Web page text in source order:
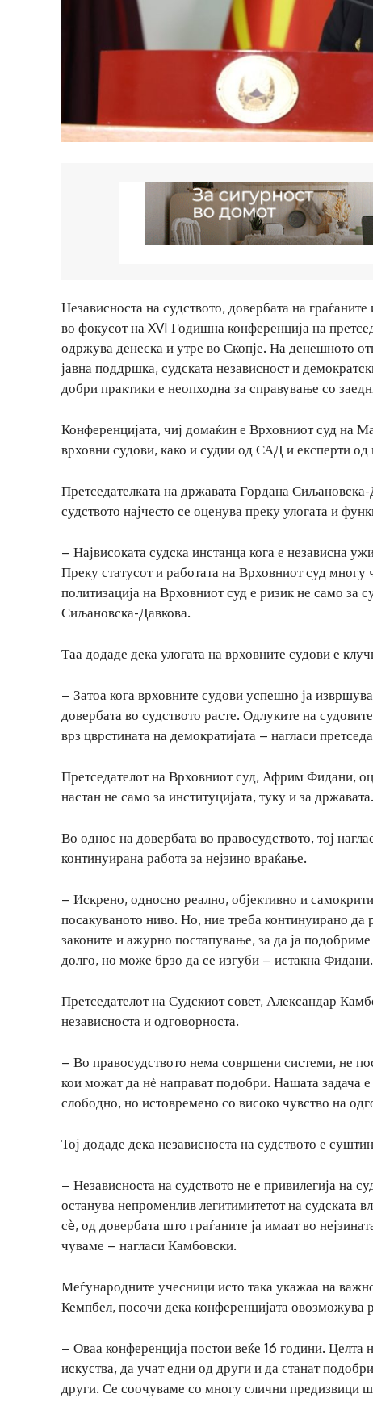
Независноста на судството, довербата на
во фокусот на XVI Годишна конференција на
одржува денеска и утре во Скопје. На денешното
јавна поддршка, судската независност и
добри практики е неопходна за справување со
Конференцијата, чиј домаќин е Врховниот суд на
врховни судови, како и судии од САД и експерти
Претседателката на државата Гордана
судството најчесто се оценува преку улогата и
– Највисоката судска инстанца кога е независна
Преку статусот и работата на Врховниот суд многу
политизација на Врховниот суд е ризик не само за
Сиљановска-Давкова.
Таа додаде дека улогата на врховните судови е
– Затоа кога врховните судови успешно ја
довербата во судството расте. Одлуките на
врз цврстината на демократијата – нагласи
Претседателот на Врховниот суд, Африм Фидани,
настан не само за институцијата, туку и за државата.
Во однос на довербата во правосудството, тој
континуирана работа за нејзино враќање.
– Искрено, односно реално, објективно и
посакуваното ниво. Но, ние треба континуирано
законите и ажурно постапување, за да ја
долго, но може брзо да се изгуби – истакна Фидани.
Претседателот на Судскиот совет, Александар
независноста и одговорноста.
– Во правосудството нема совршени системи, не
кои можат да нѐ направат подобри. Нашата задача
слободно, но истовремено со високо чувство на
Тој додаде дека независноста на судството е
– Независноста на судството не е привилегија на
останува непроменлив легитимитетот на судската
сè, од довербата што граѓаните ја имаат во
чуваме – нагласи Камбовски.
Меѓународните учесници исто така укажаа на
Кемпбел, посочи дека конференцијата овозможува
– Оваа конференција постои веќе 16 години. Целта
искуства, да учат едни од други и да станат
други. Се соочуваме со многу слични предизвици